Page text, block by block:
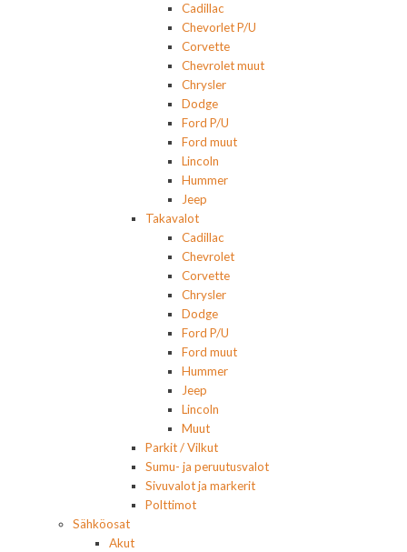
Cadillac
Chevorlet P/U
Corvette
Chevrolet muut
Chrysler
Dodge
Ford P/U
Ford muut
Lincoln
Hummer
Jeep
Takavalot
Cadillac
Chevrolet
Corvette
Chrysler
Dodge
Ford P/U
Ford muut
Hummer
Jeep
Lincoln
Muut
Parkit / Vilkut
Sumu- ja peruutusvalot
Sivuvalot ja markerit
Polttimot
Sähköosat
Akut